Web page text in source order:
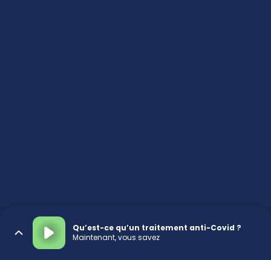
Qu’est-ce qu’un traitement anti-Covid ?
Maintenant, vous savez